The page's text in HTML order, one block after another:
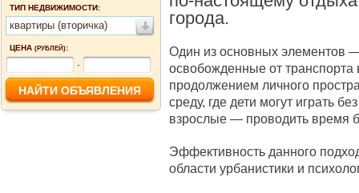
ТИП НЕДВИЖИМОСТИ:
квартиры (вторичка)
ЦЕНА (РУБЛЕЙ):
-
города.
Один из основных элементов
освобожденные от транспорта
продолжением личного
среду, где дети могут играть
взрослые — проводить время
Эффективность данного
области урбанистики и